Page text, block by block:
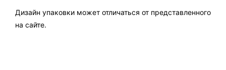
Дизайн упаковки может отличаться от представленного
на сайте.